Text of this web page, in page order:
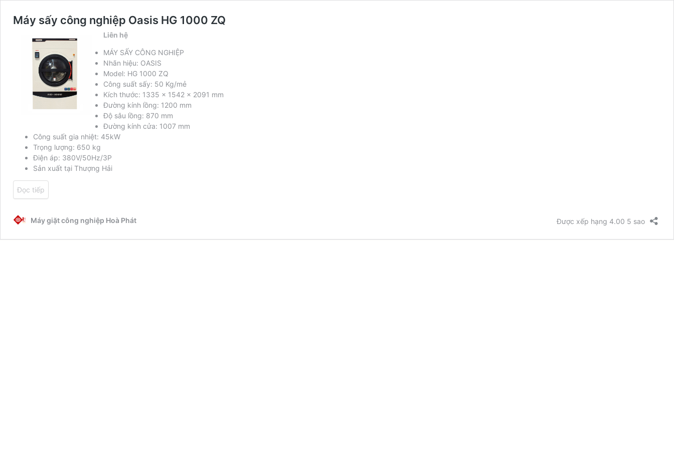
Máy sấy công nghiệp Oasis HG 1000 ZQ
Liên hệ
MÁY SẤY CÔNG NGHIỆP
Nhãn hiệu: OASIS
Model: HG 1000 ZQ
Công suất sấy: 50 Kg/mẻ
Kích thước: 1335 x 1542 x 2091 mm
Đường kính lồng: 1200 mm
Độ sâu lồng: 870 mm
Đường kính cửa: 1007 mm
Công suất gia nhiệt: 45kW
Trọng lượng: 650 kg
Điện áp: 380V/50Hz/3P
Sản xuất tại Thượng Hải
Đọc tiếp
Máy giặt công nghiệp Hoà Phát Được xếp hạng 4.00 5 sao